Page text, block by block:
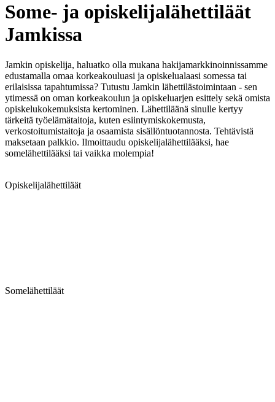
Some- ja opiskelijalähettiläät
Jamkissa
Jamkin opiskelija, haluatko olla mukana hakijamarkkinoinnissamme
edustamalla omaa korkeakouluasi ja opiskelualaasi somessa tai
erilaisissa tapahtumissa? Tutustu Jamkin lähettilästoimintaan - sen
ytimessä on oman korkeakoulun ja opiskeluarjen esittely sekä omista
opiskelukokemuksista kertominen. Lähettiläänä sinulle kertyy
tärkeitä työelämätaitoja, kuten esiintymiskokemusta,
verkostoitumistaitoja ja osaamista sisällöntuotannosta. Tehtävistä
maksetaan palkkio. Ilmoittaudu opiskelijalähettilääksi, hae
somelähettilääksi tai vaikka molempia!
Opiskelijalähettiläät
Somelähettiläät